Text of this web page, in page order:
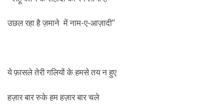
उछल रहा है ज़माने में नाम-ए-आज़ादी”
ये फ़ासले तेरी गलियों के हमसे तय न हुए
हज़ार बार रुके हम हज़ार बार चले